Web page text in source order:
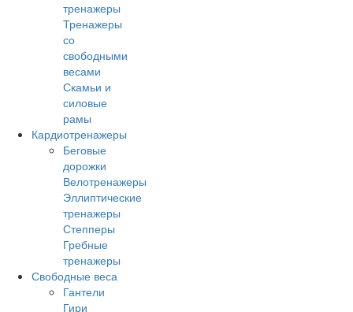
тренажеры
Тренажеры
со
свободными
весами
Скамьи и
силовые
рамы
Кардиотренажеры
Беговые
дорожки
Велотренажеры
Эллиптические
тренажеры
Степперы
Гребные
тренажеры
Свободные веса
Гантели
Гири